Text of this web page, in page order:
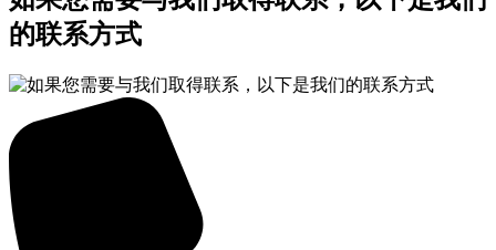
的联系方式